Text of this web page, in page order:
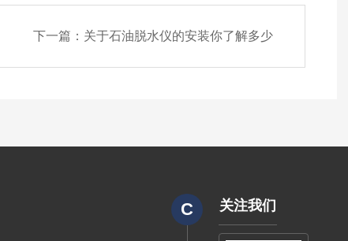
下一篇： 关于石油脱水仪的安装你了解多少
C 关注我们